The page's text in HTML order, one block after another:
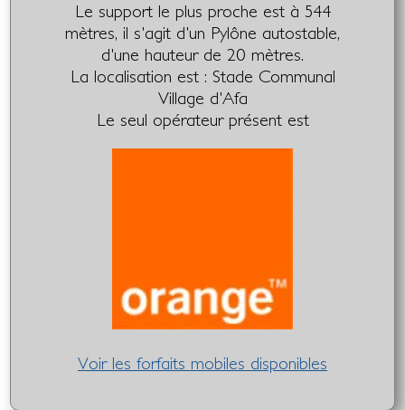
Le support le plus proche est à 544
mètres, il s'agit d'un Pylône autostable,
d'une hauteur de 20 mètres.
La localisation est : Stade Communal
Village d'Afa
Le seul opérateur présent est
Voir les forfaits mobiles disponibles